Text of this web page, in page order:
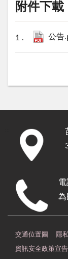
附件下載
公告
為
交通位置圖 隱
資訊安全政策宣告